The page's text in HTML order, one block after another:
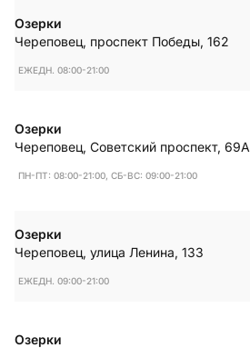
Озерки
Череповец, проспект Победы, 162
ЕЖЕДН. 08:00-21:00
Озерки
Череповец, Советский проспект, 69А
ПН-ПТ: 08:00-21:00, СБ-ВС: 09:00-21:00
Озерки
Череповец, улица Ленина, 133
ЕЖЕДН. 09:00-21:00
Озерки